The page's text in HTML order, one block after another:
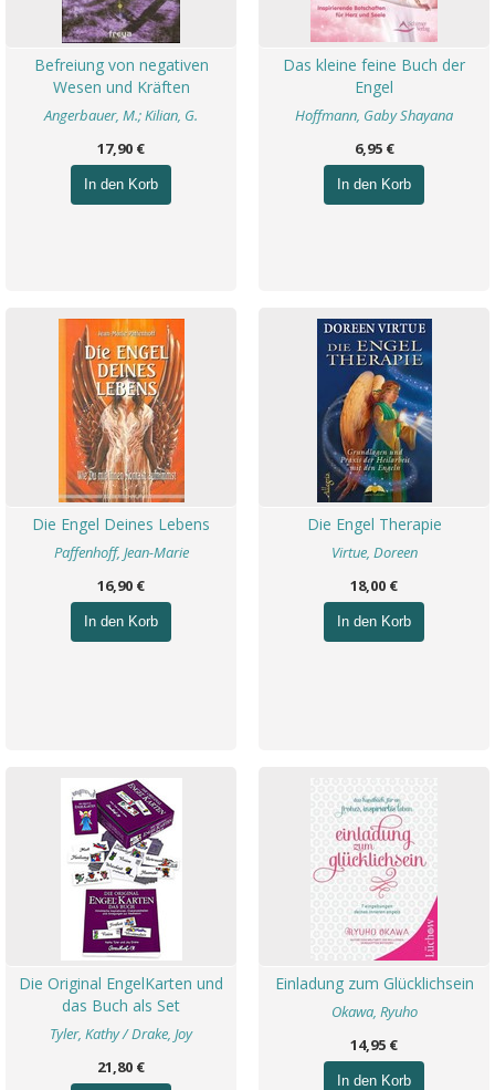
Befreiung von negativen
Wesen und Kräften
Angerbauer, M.; Kilian, G.
17,90 €
In den Korb
Das kleine feine Buch der
Engel
Hoffmann, Gaby Shayana
6,95 €
In den Korb
Die Engel Deines Lebens
Paffenhoff, Jean-Marie
16,90 €
In den Korb
Die Engel Therapie
Virtue, Doreen
18,00 €
In den Korb
Die Original EngelKarten und
das Buch als Set
Tyler, Kathy / Drake, Joy
21,80 €
Einladung zum Glücklichsein
Okawa, Ryuho
14,95 €
In den Korb